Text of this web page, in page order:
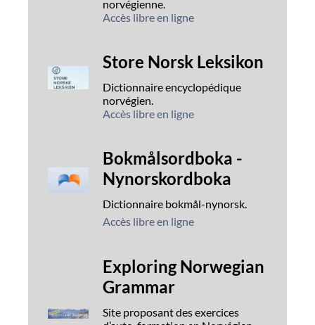
norvégienne.
Accès libre en ligne
Store Norsk Leksikon
Dictionnaire encyclopédique
norvégien.
Accès libre en ligne
Bokmålsordboka -
Nynorskordboka
Dictionnaire bokmål-nynorsk.
Accès libre en ligne
Exploring Norwegian
Grammar
Site proposant des exercices